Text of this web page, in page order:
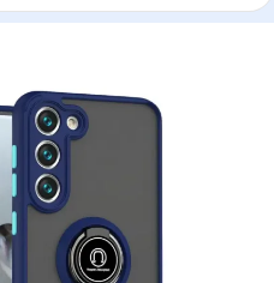
de Celulares